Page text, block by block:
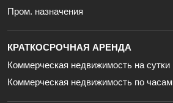
Пром. назначения
КРАТКОСРОЧНАЯ АРЕНДА
Коммерческая недвижимость на сутки
Коммерческая недвижимость по часам